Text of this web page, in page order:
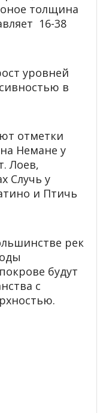
толщина
16-38
уровней
в
отметки
Немане у
Лоев,
Случь у
и Птичь
рек
будут
с